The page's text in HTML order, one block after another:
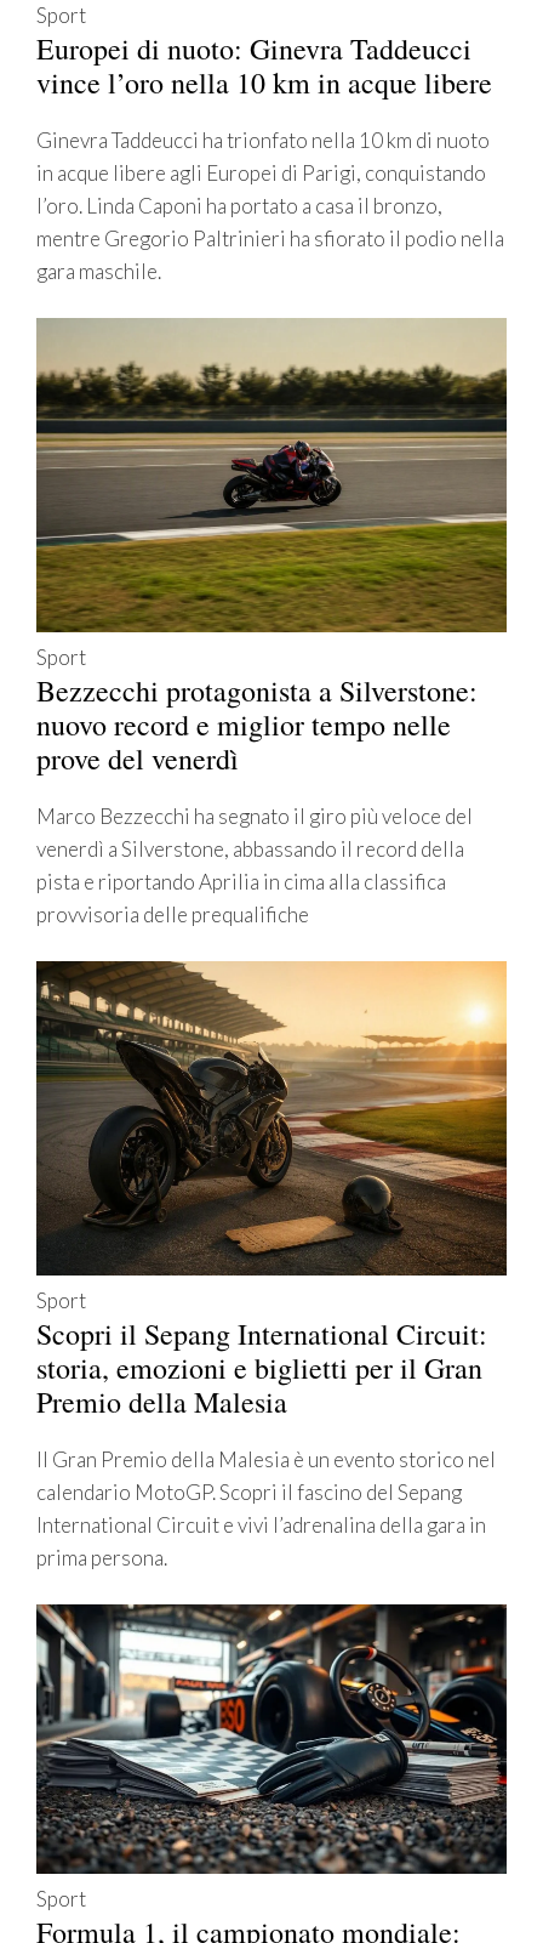
Sport
Europei di nuoto: Ginevra Taddeucci
vince l’oro nella 10 km in acque libere
Ginevra Taddeucci ha trionfato nella 10 km di nuoto
in acque libere agli Europei di Parigi, conquistando
l’oro. Linda Caponi ha portato a casa il bronzo,
mentre Gregorio Paltrinieri ha sfiorato il podio nella
gara maschile.
Sport
Bezzecchi protagonista a Silverstone:
nuovo record e miglior tempo nelle
prove del venerdì
Marco Bezzecchi ha segnato il giro più veloce del
venerdì a Silverstone, abbassando il record della
pista e riportando Aprilia in cima alla classifica
provvisoria delle prequalifiche
Sport
Scopri il Sepang International Circuit:
storia, emozioni e biglietti per il Gran
Premio della Malesia
Il Gran Premio della Malesia è un evento storico nel
calendario MotoGP. Scopri il fascino del Sepang
International Circuit e vivi l’adrenalina della gara in
prima persona.
Sport
Formula 1, il campionato mondiale: